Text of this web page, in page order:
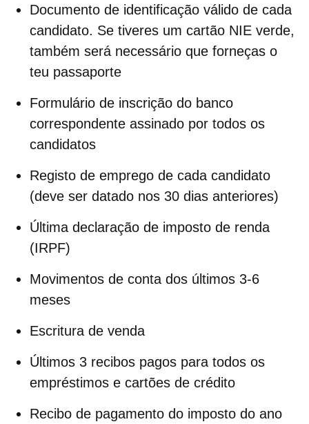
Documento de identificação válido de cada
candidato. Se tiveres um cartão NIE verde,
também será necessário que forneças o
teu passaporte
Formulário de inscrição do banco
correspondente assinado por todos os
candidatos
Registo de emprego de cada candidato
(deve ser datado nos 30 dias anteriores)
Última declaração de imposto de renda
(IRPF)
Movimentos de conta dos últimos 3-6
meses
Escritura de venda
Últimos 3 recibos pagos para todos os
empréstimos e cartões de crédito
Recibo de pagamento do imposto do ano